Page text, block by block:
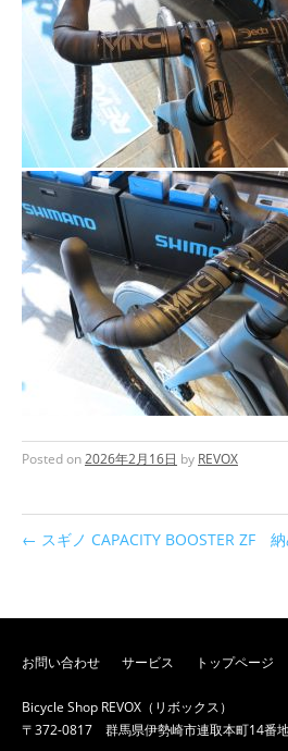
Posted on2026年2月16日 by REVOX
← スギノ CAPACITY BOOSTER ZF 納
お問い合わせ サービス トップページ
Bicycle Shop REVOX（リボックス）
〒372-0817 群馬県伊勢崎市連取本町14番